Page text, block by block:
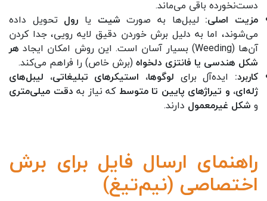
دست‌نخورده باقی می‌ماند.
مزیت اصلی: لیبل‌ها به صورت شیت یا رول تحویل داده
می‌شوند، اما به دلیل برش خوردن دقیق لایه رویی، جدا کردن
آن‌ها (Weeding) بسیار آسان است. این روش امکان ایجاد
هر
شکل هندسی یا فانتزی دلخواه(برش خاص) را فراهم می‌کند.
کاربرد: ایده‌آل برای لوگوها، استیکرهای تبلیغاتی، لیبل‌های
ژله‌ای، و تیراژهای پایین تا متوسط که نیاز به دقت میلی‌متری
و شکل غیرمعمول دارند.
راهنمای ارسال فایل برای برش
اختصاصی (نیم‌تیغ)